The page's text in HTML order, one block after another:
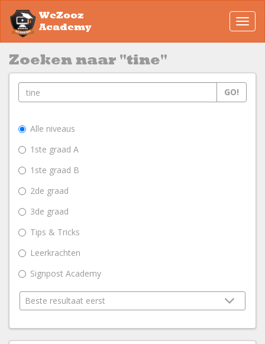
WeZooz
Academy
Zoeken naar "tine"
GO!
Alle niveaus
1ste graad A
1ste graad B
2de graad
3de graad
Tips & Tricks
Leerkrachten
Signpost Academy